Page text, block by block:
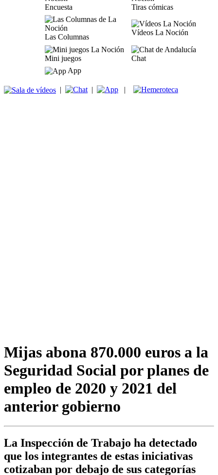
Encuesta Tiras cómicas
Las Columnas
Vídeos La Noción
Mini juegos
Chat
App
| | |
Mijas abona 870.000 euros a la
Seguridad Social por planes de
empleo de 2020 y 2021 del
anterior gobierno
La Inspección de Trabajo ha detectado
que los integrantes de estas iniciativas
cotizaban por debajo de sus categorías